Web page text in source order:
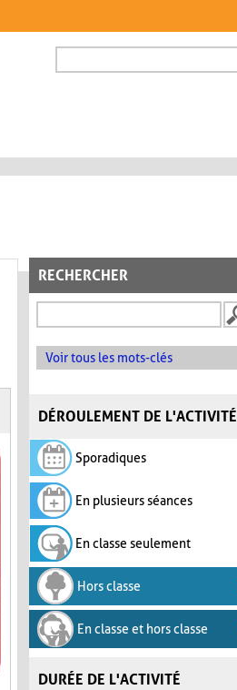
FORMULAIRE DE
RECHERCHER
Voir tous les mots-clés
DÉROULEMENT DE L'ACTIVITÉ
Sporadiques
En plusieurs séances
En classe seulement
Hors classe
En classe et hors classe
DURÉE DE L'ACTIVITÉ